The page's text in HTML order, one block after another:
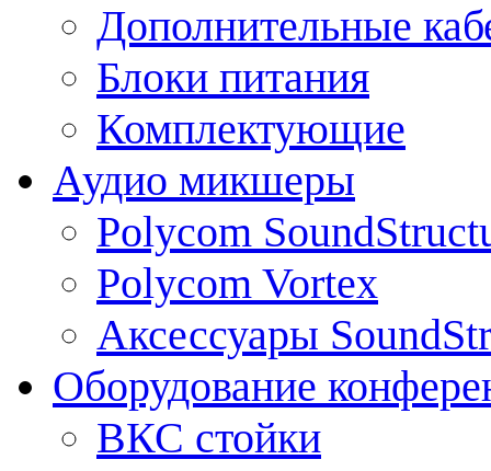
Дополнительные
Блоки питания
Комплектующие
Аудио микшеры
Polycom
Polycom Vortex
Аксессуары
Оборудование
ВКС стойки